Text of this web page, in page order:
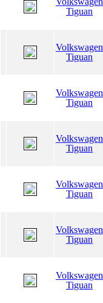
Tiguan
Volkswagen
Tiguan
Volkswagen
Tiguan
Volkswagen
Tiguan
Volkswagen
Tiguan
Volkswagen
Tiguan
Volkswagen
Tiguan